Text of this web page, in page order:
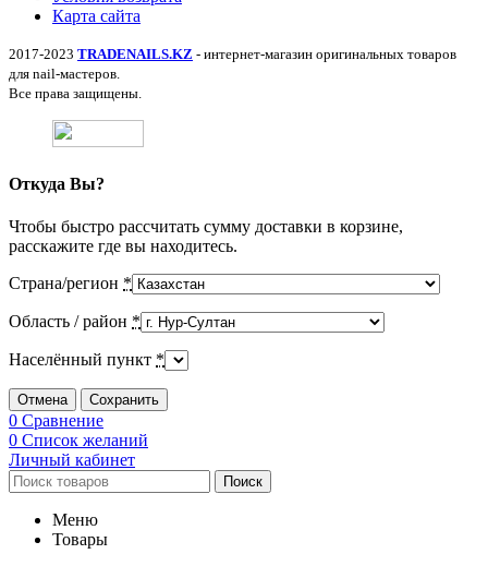
Карта сайта
2017-2023 TRADENAILS.KZ - интернет-магазин оригинальных товаров
для nail-мастеров.
Все права защищены.
Откуда Вы?
Чтобы быстро рассчитать сумму доставки в корзине,
расскажите где вы находитесь.
Страна/регион *
Область / район *
Населённый пункт *
Отмена Сохранить
0 Сравнение
0 Список желаний
Личный кабинет
Поиск
Меню
Товары